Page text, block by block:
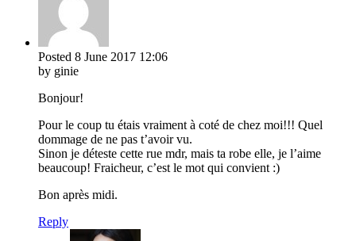
Posted 8 June 2017 12:06
by ginie
Bonjour!
Pour le coup tu étais vraiment à coté de chez moi!!! Quel
dommage de ne pas t’avoir vu.
Sinon je déteste cette rue mdr, mais ta robe elle, je l’aime
beaucoup! Fraicheur, c’est le mot qui convient :)
Bon après midi.
Reply